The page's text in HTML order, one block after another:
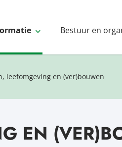
Bestuur en
leefomgeving en (ver)bouwen
EN